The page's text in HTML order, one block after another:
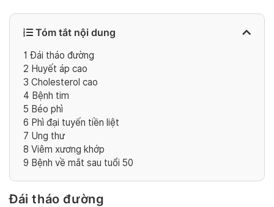
Tóm tắt nội dung
1 Đái tháo đường
2 Huyết áp cao
3 Cholesterol cao
4 Bệnh tim
5 Béo phì
6 Phì đại tuyến tiền liệt
7 Ung thư
8 Viêm xương khớp
9 Bệnh về mắt sau tuổi 50
Đái tháo đường